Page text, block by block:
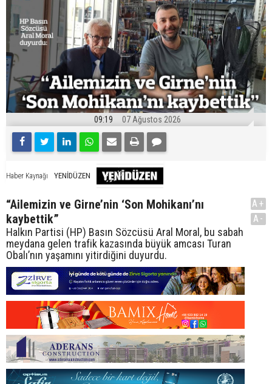
09:19 07 Ağustos 2026
Haber Kaynağı YENİDÜZEN
“Ailemizin ve Girne’nin ‘Son Mohikanı’nı
kaybettik”
Halkın Partisi (HP) Basın Sözcüsü Aral Moral, bu sabah
meydana gelen trafik kazasında büyük amcası Turan
Obalı’nın yaşamını yitirdiğini duyurdu.
A+
A-